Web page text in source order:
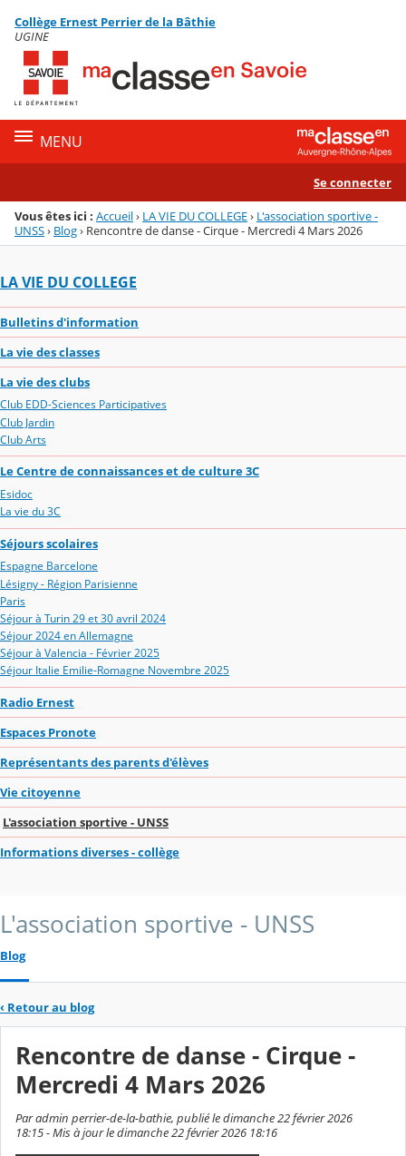
Menu de la rubrique
Contenu
Collège Ernest Perrier de la Bâthie
UGINE
MENU
Se connecter
Vous êtes ici : Accueil› LA VIE DU COLLEGE› L'association sportive -
UNSS› Blog› Rencontre de danse - Cirque - Mercredi 4 Mars 2026
LA VIE DU COLLEGE
Bulletins d'information
La vie des classes
La vie des clubs
Club EDD-Sciences Participatives
Club Jardin
Club Arts
Le Centre de connaissances et de culture 3C
Esidoc
La vie du 3C
Séjours scolaires
Espagne Barcelone
Lésigny - Région Parisienne
Paris
Séjour à Turin 29 et 30 avril 2024
Séjour 2024 en Allemagne
Séjour à Valencia - Février 2025
Séjour Italie Emilie-Romagne Novembre 2025
Radio Ernest
Espaces Pronote
Représentants des parents d'élèves
Vie citoyenne
L'association sportive - UNSS
Informations diverses - collège
L'association sportive - UNSS
Blog
‹ Retour au blog
Rencontre de danse - Cirque -
Mercredi 4 Mars 2026
Par admin perrier-de-la-bathie, publié le dimanche 22 février 2026
18:15 - Mis à jour le dimanche 22 février 2026 18:16